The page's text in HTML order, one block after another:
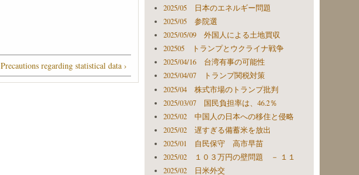
Precautions regarding statistical data ›
2025/05 日本のエネルギー問題
2025/05 参院選
2025/05/09 外国人による土地買収
202505 トランプとウクライナ戦争
2025/04/16 台湾有事の可能性
2025/04/07 トランプ関税対策
2025/04 株式市場のトランプ批判
2025/03/07 国民負担率は、46.2％
2025/02 中国人の日本への移住と侵略
2025/02 遅すぎる備蓄米を放出
2025/01 自民保守 高市早苗
2025/02 １０３万円の壁問題 － １１
2025/02 日米外交